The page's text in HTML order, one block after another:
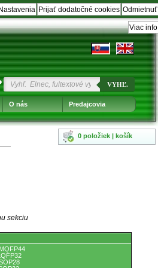
Odmietnuť
Prijať dodatočné cookies
Nastavenia
Viac info
VYHĽ.
O nás Predajcovia
0 položiek | košík
sekciu